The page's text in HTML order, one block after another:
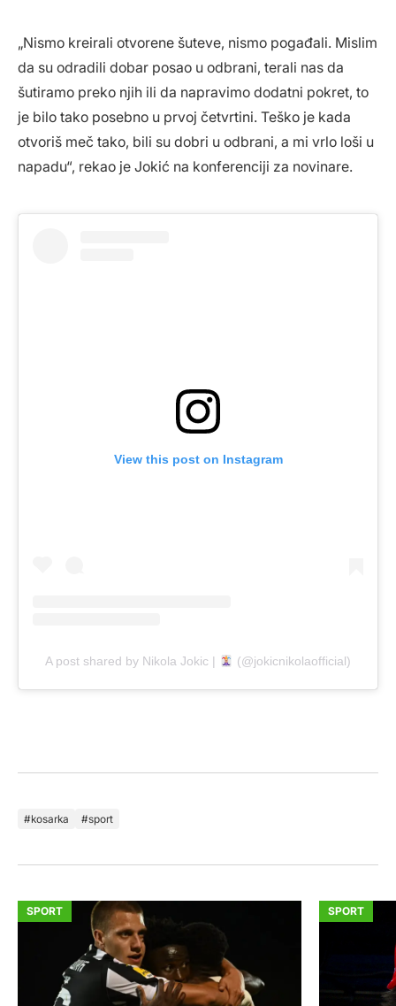
„Nismo kreirali otvorene šuteve, nismo pogađali. Mislim
da su odradili dobar posao u odbrani, terali nas da
šutiramo preko njih ili da napravimo dodatni pokret, to
je bilo tako posebno u prvoj četvrtini. Teško je kada
otvoriš meč tako, bili su dobri u odbrani, a mi vrlo loši u
napadu“, rekao je Jokić na konferenciji za novinare.
View this post on Instagram
A post shared by Nikola Jokic | (@jokicnikolaofficial)
kosarka sport
SPORT SPORT